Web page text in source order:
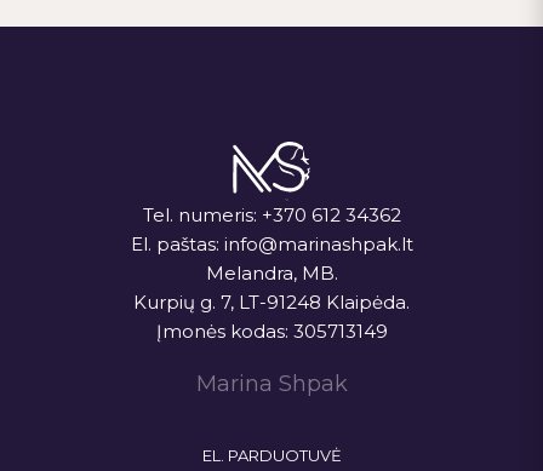
Tel. numeris: +370 612 34362
El. paštas: info@marinashpak.lt
Melandra, MB.
Kurpių g. 7, LT-91248 Klaipėda.
Įmonės kodas: 305713149
Marina Shpak
EL. PARDUOTUVĖ